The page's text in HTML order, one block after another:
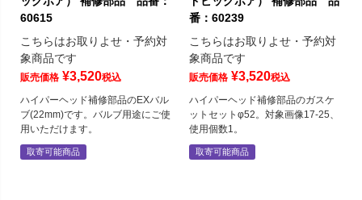
60615
こちらはお取りよせ・予約対
象商品です
販売価格 ¥3,520税込
ハイパーヘッド補修部品のEXバル
ブ(22mm)です。バルブ用途にご使
用いただけます。
取寄可能商品
番：60239
こちらはお取りよせ・予約対
象商品です
販売価格 ¥3,520税込
ハイパーヘッド補修部品のガスケ
ットセットφ52。対象画像17-25、
使用個数1。
取寄可能商品